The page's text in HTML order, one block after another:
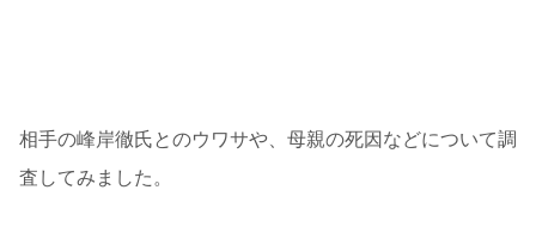
相手の峰岸徹氏とのウワサや、母親の死因などについて調
査してみました。